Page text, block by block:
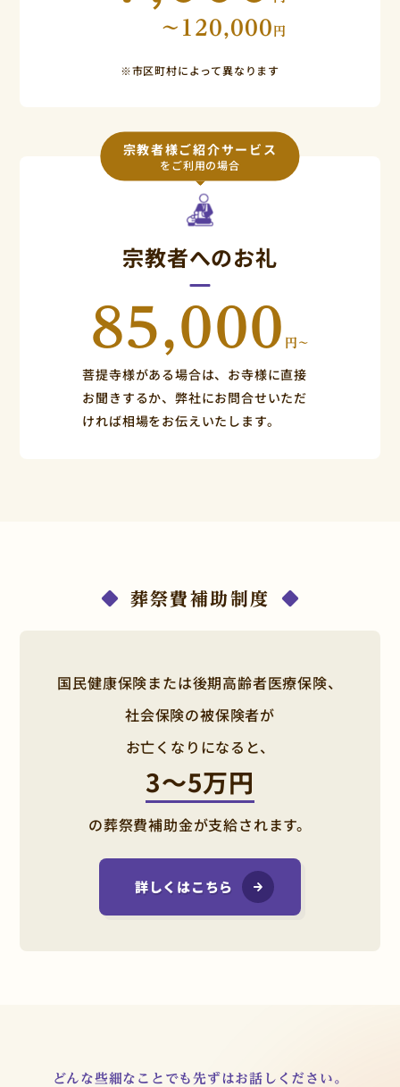
~120,000 円
※市区町村によって異なります
宗教者へのお礼
85,000 円~
菩提寺様がある場合は、お寺様に直接
お聞きするか、弊社にお問合せいただ
ければ相場をお伝えいたします。
宗教者様ご紹介サービス
をご利用の場合
葬祭費補助制度
国民健康保険または後期高齢者医療保険、
社会保険の被保険者が
お亡くなりになると、
3〜5万円
の葬祭費補助金が支給されます。
詳しくはこちら
どんな些細なことでも先ずはお話しください。